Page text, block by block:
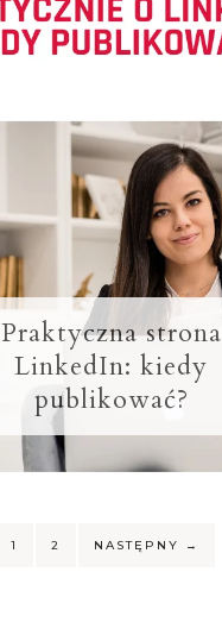
Praktyczna strona
LinkedIn: kiedy
publikować?
1 2 NASTĘPNY →